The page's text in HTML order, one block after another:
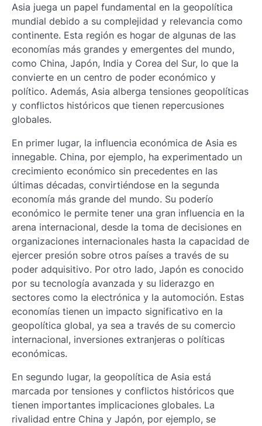
Asia juega un papel fundamental en la geopolítica
mundial debido a su complejidad y relevancia como
continente. Esta región es hogar de algunas de las
economías más grandes y emergentes del mundo,
como China, Japón, India y Corea del Sur, lo que la
convierte en un centro de poder económico y
político. Además, Asia alberga tensiones geopolíticas
y conflictos históricos que tienen repercusiones
globales.
En primer lugar, la influencia económica de Asia es
innegable. China, por ejemplo, ha experimentado un
crecimiento económico sin precedentes en las
últimas décadas, convirtiéndose en la segunda
economía más grande del mundo. Su poderío
económico le permite tener una gran influencia en la
arena internacional, desde la toma de decisiones en
organizaciones internacionales hasta la capacidad de
ejercer presión sobre otros países a través de su
poder adquisitivo. Por otro lado, Japón es conocido
por su tecnología avanzada y su liderazgo en
sectores como la electrónica y la automoción. Estas
economías tienen un impacto significativo en la
geopolítica global, ya sea a través de su comercio
internacional, inversiones extranjeras o políticas
económicas.
En segundo lugar, la geopolítica de Asia está
marcada por tensiones y conflictos históricos que
tienen importantes implicaciones globales. La
rivalidad entre China y Japón, por ejemplo, se